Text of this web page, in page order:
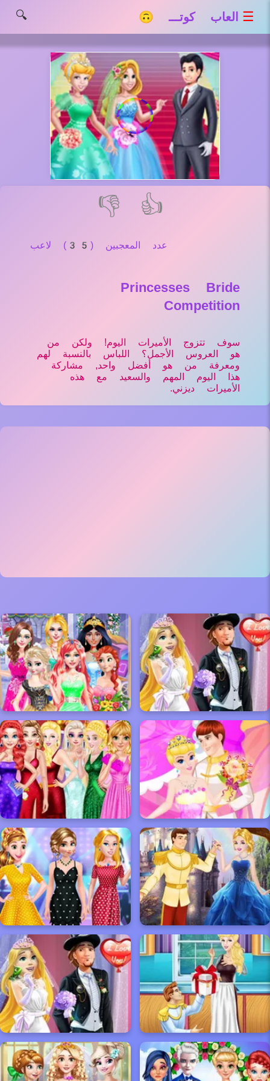
☰ العاب كوتـــ 🙃 🔍
👍
👎
عدد المعجبين (35) لاعب
Princesses Bride
Competition
سوف تتزوج الأميرات اليوم! ولكن من
هو العروس الأجمل؟ اللباس بالنسبة لهم
ومعرفة من هو أفضل واحد, مشاركة
هذا اليوم المهم والسعيد مع هذه
الأميرات ديزني.